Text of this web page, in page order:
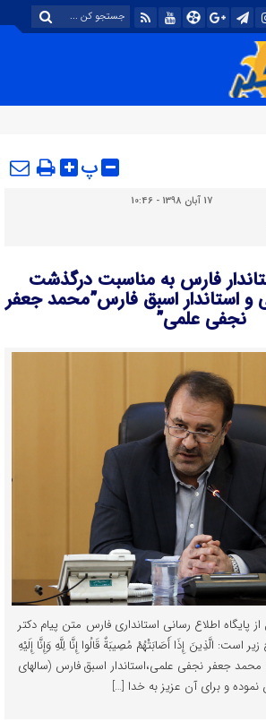
پ
17 آبان 1398 - 10:46
فارس به مناسبت درگذشت
استاندار اسبق فارس”محمد جعفر
نجفی علمی”
پایگاه اطلاع رسانی استانداری فارس متن پیام دکتر
است: الَّذِینَ إِذَا أَصَابَتْهُمْ مُصِیبَةٌ قَالُوا إِنَّا لِلَّهِ وَإِنَّا إِلَیْهِ
جعفر نجفی علمی،استاندار اسبق فارس (سالهای